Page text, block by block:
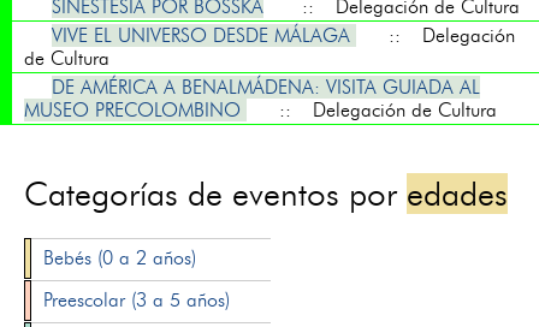
SINESTESIA POR BOSSKA
:: Delegación de Cultura
VIVE EL UNIVERSO DESDE MÁLAGA
:: Delegación
de Cultura
DE AMÉRICA A BENALMÁDENA: VISITA GUIADA AL
MUSEO PRECOLOMBINO
:: Delegación de Cultura
Categorías de eventos por edades
Bebés (0 a 2 años)
Preescolar (3 a 5 años)